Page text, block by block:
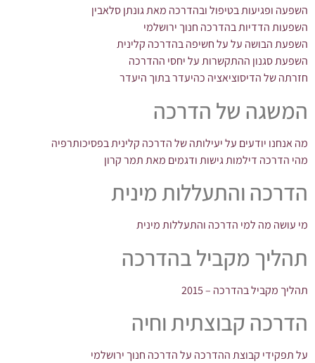
השפעה ופגיעות בטיפול ובהדרכה מאת גונתן סלאבין
השפעות הדדיות בהדרכה חנוך ירושלמי
השפעת הבושה על על חשיפה בהדרכה קלינית
השפעת סגנון ההתקשרות על יחסי ההדרכה
חזרתה של הדיסוציאציה כהיעדר בתוך היעדר
המשגה של הדרכה
מה אנחנו יודעים על יעילותה של הדרכה קלינית בפסיכותרפיה
מהי הדרכה דילמות גישות ודגמים מאת תמר קרון
הדרכה והתעללות מינית
מי עושה מה למי הדרכה והתעללות מינית
תהליך מקביל בהדרכה
תהליך מקביל בהדרכה – 2015
הדרכה קבוצתית וחיה
על תפקידי קבוצת ההדרכה על הדרכה חנוך ירושלמי